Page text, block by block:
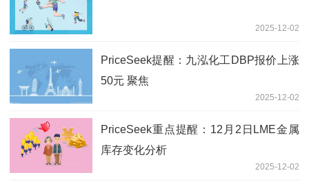
2025-12-02
PriceSeek提醒：九泓化工DBP报价上涨
50元 聚焦
2025-12-02
PriceSeek重点提醒：12月2日LME金属
库存变化分析
2025-12-02